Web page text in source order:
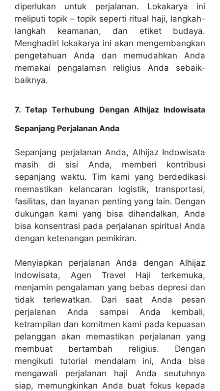
diperlukan untuk perjalanan. Lokakarya ini
meliputi topik – topik seperti ritual haji, langkah-
langkah keamanan, dan etiket budaya.
Menghadiri lokakarya ini akan mengembangkan
pengetahuan Anda dan memudahkan Anda
memakai pengalaman religius Anda sebaik-
baiknya.
7. Tetap Terhubung Dengan Alhijaz Indowisata
Sepanjang Perjalanan Anda
Sepanjang perjalanan Anda, Alhijaz Indowisata
masih di sisi Anda, memberi kontribusi
sepanjang waktu. Tim kami yang berdedikasi
memastikan kelancaran logistik, transportasi,
fasilitas, dan layanan penting yang lain. Dengan
dukungan kami yang bisa dihandalkan, Anda
bisa konsentrasi pada perjalanan spiritual Anda
dengan ketenangan pemikiran.
Menyiapkan perjalanan Anda dengan Alhijaz
Indowisata, Agen Travel Haji terkemuka,
menjamin pengalaman yang bebas depresi dan
tidak terlewatkan. Dari saat Anda pesan
perjalanan Anda sampai Anda kembali,
ketrampilan dan komitmen kami pada kepuasan
pelanggan akan memastikan perjalanan yang
membuat bertambah religius. Dengan
mengikuti tutorial mendalam ini, Anda bisa
mengawali perjalanan haji Anda seutuhnya
siap, memungkinkan Anda buat fokus kepada